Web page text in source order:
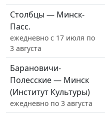
Столбцы — Минск-
Пасс.
ежедневно с 17 июля по
3 августа
Барановичи-
Полесские — Минск
(Институт Культуры)
ежедневно по 3 августа